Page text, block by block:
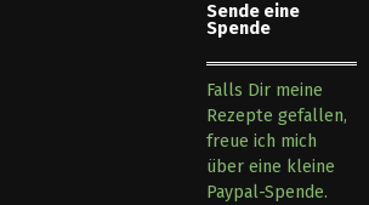
Sende eine
Spende
Falls Dir meine
Rezepte gefallen,
freue ich mich
über eine kleine
Paypal-Spende.